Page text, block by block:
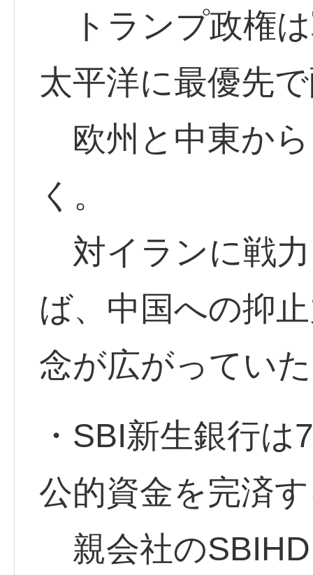
トランプ政権
太平洋に最優先
欧州と中東か
く。
対イランに戦
ば、中国への抑
念が広がってい
・SBI新生銀行
公的資金を完済
親会社の